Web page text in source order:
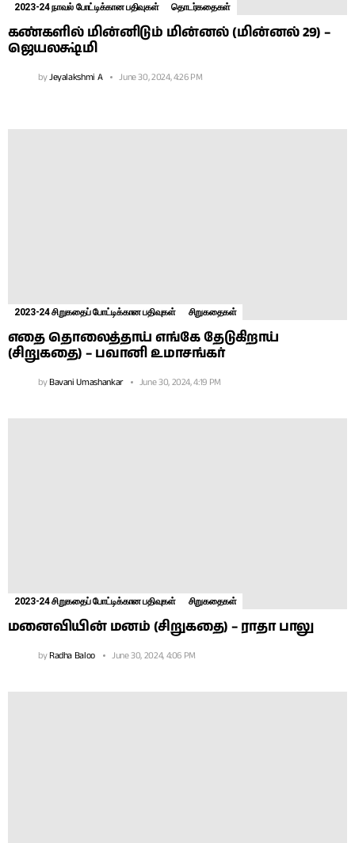
2023-24 நாவல் போட்டிக்கான பதிவுகள் தொடர்கதைகள்
கண்களில் மின்னிடும் மின்னல் (மின்னல் 29) –
ஜெயலக்ஷ்மி
byJeyalakshmi A June 30, 2024, 4:26 PM
2023-24 சிறுகதைப் போட்டிக்கான பதிவுகள் சிறுகதைகள்
எதை தொலைத்தாய் எங்கே தேடுகிறாய்
(சிறுகதை) – பவானி உமாசங்கர்
byBavani Umashankar June 30, 2024, 4:19 PM
2023-24 சிறுகதைப் போட்டிக்கான பதிவுகள் சிறுகதைகள்
மனைவியின் மனம் (சிறுகதை) – ராதா பாலு
byRadha Baloo June 30, 2024, 4:06 PM